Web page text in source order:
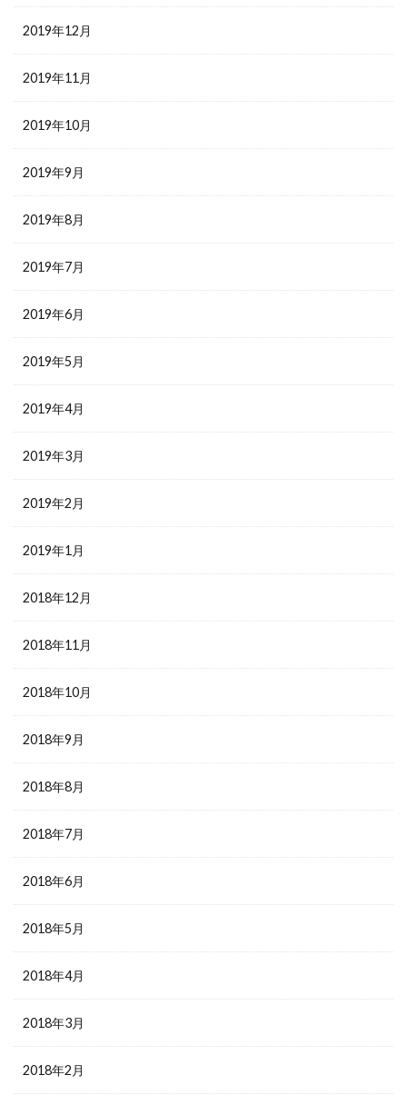
2019年12月
2019年11月
2019年10月
2019年9月
2019年8月
2019年7月
2019年6月
2019年5月
2019年4月
2019年3月
2019年2月
2019年1月
2018年12月
2018年11月
2018年10月
2018年9月
2018年8月
2018年7月
2018年6月
2018年5月
2018年4月
2018年3月
2018年2月